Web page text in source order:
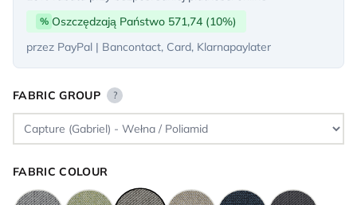
% Oszczędzają Państwo 571,74 (10%)
przez PayPal | Bancontact, Card, Klarnapaylater
FABRIC GROUP ?
FABRIC COLOUR